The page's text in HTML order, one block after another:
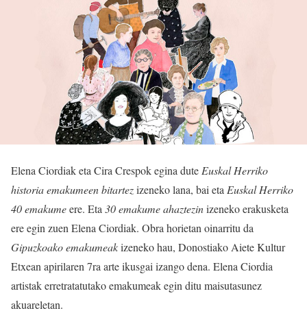
Elena Ciordiak eta Cira Crespok egina duteEuskal Herriko
historia emakumeen bitartezizeneko lana, bai etaEuskal Herriko
40 emakumeere. Eta30 emakume ahaztezinizeneko erakusketa
ere egin zuen Elena Ciordiak. Obra horietan oinarritu da
Gipuzkoako emakumeakizeneko hau, Donostiako Aiete Kultur
Etxean apirilaren 7ra arte ikusgai izango dena. Elena Ciordia
artistak erretratatutako emakumeak egin ditu maisutasunez
akuareletan.